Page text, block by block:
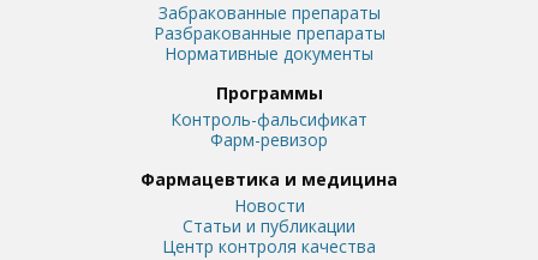
Забракованные препараты
Разбракованные препараты
Нормативные документы
Программы
Контроль-фальсификат
Фарм-ревизор
Фармацевтика и медицина
Новости
Статьи и публикации
Центр контроля качества